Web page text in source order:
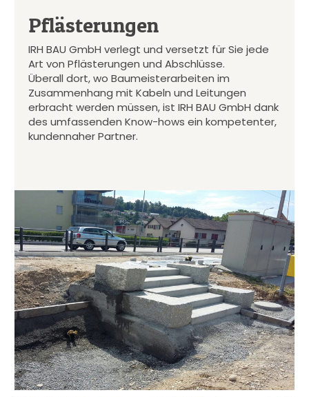
Pflästerungen
IRH BAU GmbH verlegt und versetzt für Sie jede
Art von Pflästerungen und Abschlüsse.
Überall dort, wo Baumeisterarbeiten im
Zusammenhang mit Kabeln und Leitungen
erbracht werden müssen, ist IRH BAU GmbH dank
des umfassenden Know-hows ein kompetenter,
kundennaher Partner.